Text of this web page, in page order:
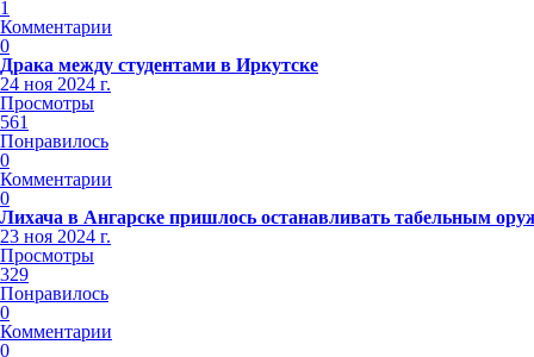
1
Комментарии
0
Драка между студентами в Иркутске
24 ноя 2024 г.
Просмотры
561
Понравилось
0
Комментарии
0
Лихача в Ангарске пришлось останавливать табельным
23 ноя 2024 г.
Просмотры
329
Понравилось
0
Комментарии
0